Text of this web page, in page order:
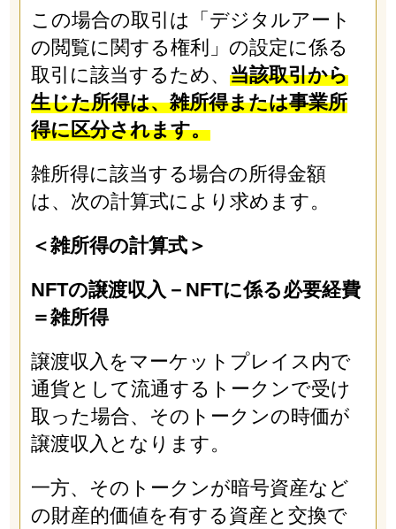
この場合の取引は「デジタルアート
の閲覧に関する権利」の設定に係る
取引に該当するため、 当該取引から
生じた所得は、雑所得または事業所
得に区分されます。
雑所得に該当する場合の所得金額
は、次の計算式により求めます。
＜雑所得の計算式＞
NFTの譲渡収入－NFTに係る必要経費
＝雑所得
譲渡収入をマーケットプレイス内で
通貨として流通するトークンで受け
取った場合、そのトークンの時価が
譲渡収入となります。
一方、そのトークンが暗号資産など
の財産的価値を有する資産と交換で